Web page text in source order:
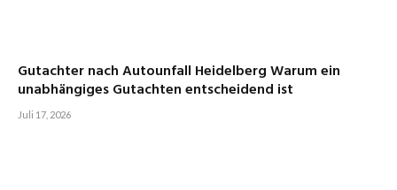
Gutachter nach Autounfall Heidelberg Warum ein
unabhängiges Gutachten entscheidend ist
Juli 17, 2026